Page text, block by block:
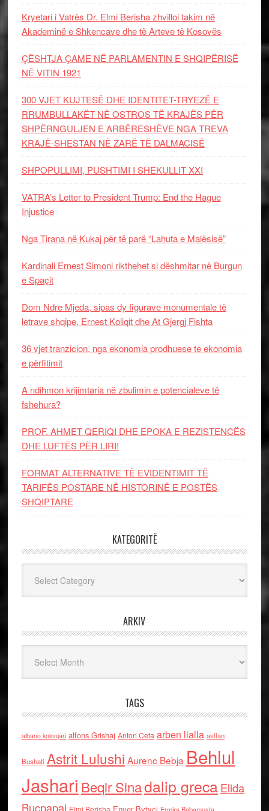
Kryetari i Vatrës Dr. Elmi Berisha zhvilloi takim në
Akademinë e Shkencave dhe të Arteve të Kosovës
ÇËSHTJA ÇAME NË PARLAMENTIN E SHQIPËRISË
NË VITIN 1921
300 VJET KUJTESË DHE IDENTITET-TRYEZË E
RRUMBULLAKËT NË OSTROS TË KRAJËS PËR
SHPËRNGULJEN E ARBËRESHËVE NGA TREVA
KRAJË-SHESTAN NË ZARË TË DALMACISË
SHPOPULLIMI, PUSHTIMI I SHEKULLIT XXI
VATRA’s Letter to President Trump: End the Hague
Injustice
Nga Tirana në Kukaj për të parë “Lahuta e Malësisë”
Kardinali Ernest Simoni rikthehet si dëshmitar në Burgun
e Spaçit
Dom Ndre Mjeda, sipas dy figurave monumentale të
letrave shqipe, Ernest Koliqit dhe At Gjergj Fishta
36 vjet tranzicion, nga ekonomia prodhuese te ekonomia
e përfitimit
A ndihmon krijimtaria në zbulimin e potencialeve të
fshehura?
PROF. AHMET QERIQI DHE EPOKA E REZISTENCЁS
DHE LUFTЁS PЁR LIRI!
FORMAT ALTERNATIVE TË EVIDENTIMIT TË
TARIFËS POSTARE NË HISTORINË E POSTËS
SHQIPTARE
KATEGORITË
ARKIV
TAGS
albano kolonjari alfons Grishaj Anton Cefa arben llalla asllan
Bushati Astrit Lulushi Aurenc Bebja Behlul
Jashari Beqir Sinadalip grecaElida
Buçpapaj Elmi Berisha